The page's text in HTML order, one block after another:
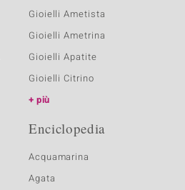
Gioielli Ametista
Gioielli Ametrina
Gioielli Apatite
Gioielli Citrino
più
Enciclopedia
Acquamarina
Agata